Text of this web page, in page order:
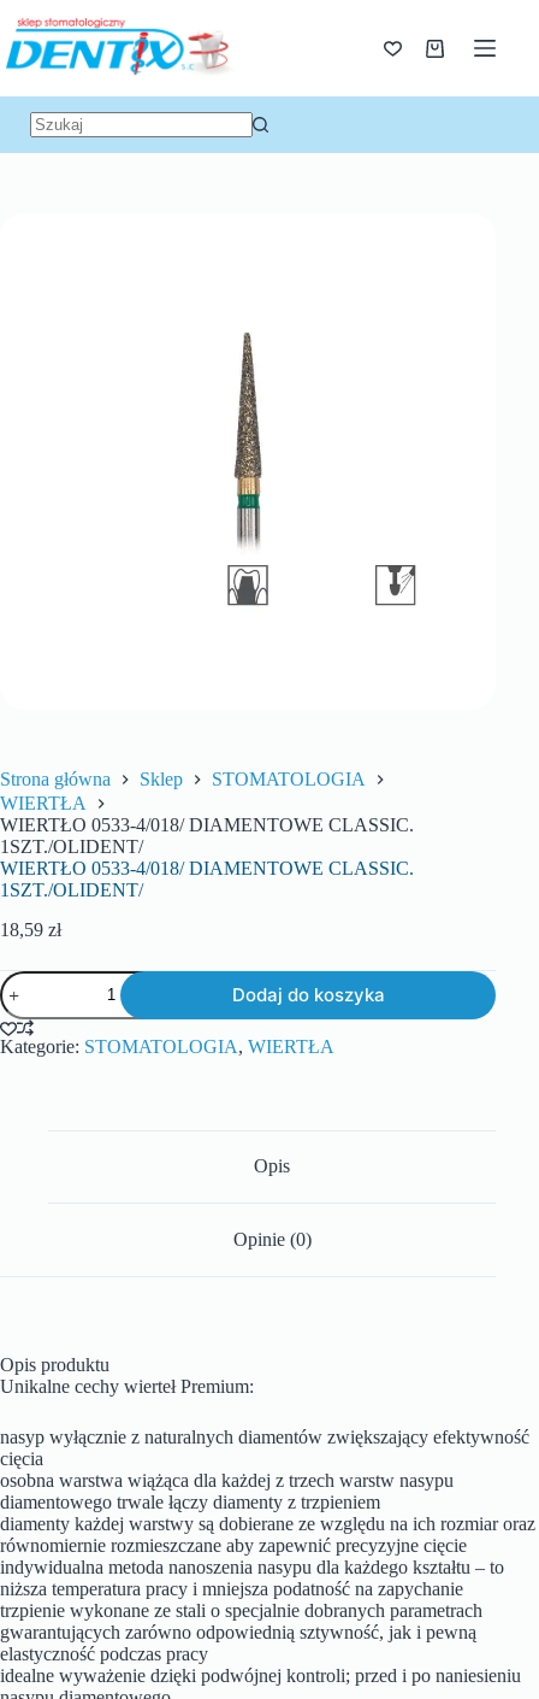
Strona główna Sklep
STOMATOLOGIA
WIERTŁA
WIERTŁO 0533-4/018/ DIAMENTOWE CLASSIC.
1SZT./OLIDENT/
WIERTŁO 0533-4/018/ DIAMENTOWE CLASSIC.
1SZT./OLIDENT/
18,59 zł
Dodaj do koszyka
Kategorie: STOMATOLOGIA, WIERTŁA
Opis
Opinie (0)
Opis produktu
Unikalne cechy wierteł Premium:
nasyp wyłącznie z naturalnych diamentów zwiększający efektywność
cięcia
osobna warstwa wiążąca dla każdej z trzech warstw nasypu
diamentowego trwale łączy diamenty z trzpieniem
diamenty każdej warstwy są dobierane ze względu na ich rozmiar oraz
równomiernie rozmieszczane aby zapewnić precyzyjne cięcie
indywidualna metoda nanoszenia nasypu dla każdego kształtu – to
niższa temperatura pracy i mniejsza podatność na zapychanie
trzpienie wykonane ze stali o specjalnie dobranych parametrach
gwarantujących zarówno odpowiednią sztywność, jak i pewną
elastyczność podczas pracy
idealne wyważenie dzięki podwójnej kontroli; przed i po naniesieniu